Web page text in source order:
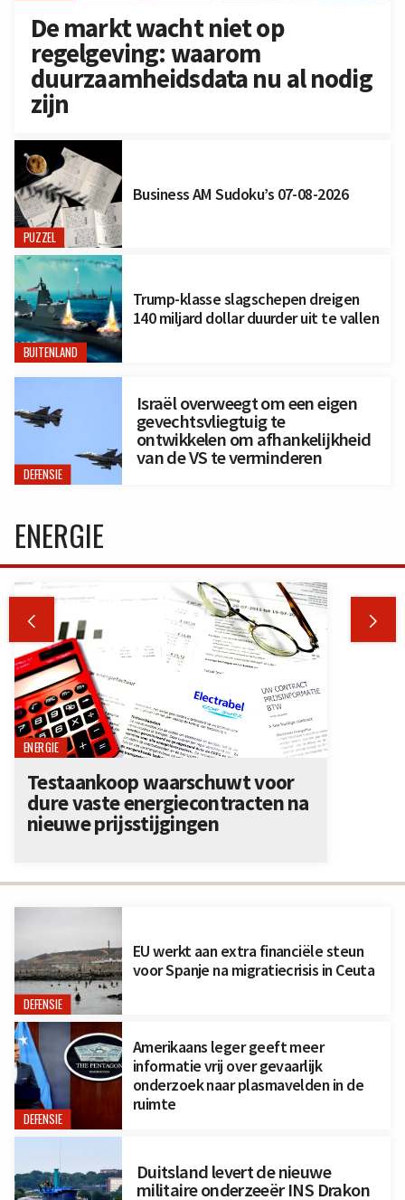
De markt wacht niet op
regelgeving: waarom
duurzaamheidsdata nu al nodig
zijn
PUZZEL
Business AM Sudoku’s 07-08-2026
BUITENLAND
Trump-klasse slagschepen dreigen
140 miljard dollar duurder uit te vallen
DEFENSIE
Israël overweegt om een eigen
gevechtsvliegtuig te
ontwikkelen om afhankelijkheid
van de VS te verminderen
DEFENSIE
EU werkt aan extra financiële steun
voor Spanje na migratiecrisis in Ceuta
DEFENSIE
Amerikaans leger geeft meer
informatie vrij over gevaarlijk
onderzoek naar plasmavelden in de
ruimte
Duitsland levert de nieuwe
militaire onderzeeër INS Drakon
ENERGIE
 
ENERGIE
Testaankoop waarschuwt voor
dure vaste energiecontracten na
nieuwe prijsstijgingen